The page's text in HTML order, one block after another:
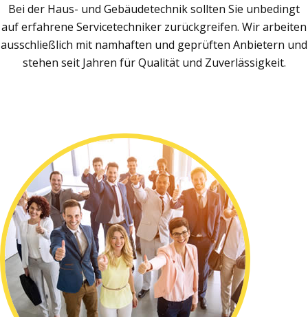
Bei der Haus- und Gebäudetechnik sollten Sie unbedingt
auf erfahrene Servicetechniker zurückgreifen. Wir arbeiten
ausschließlich mit namhaften und geprüften Anbietern und
stehen seit Jahren für Qualität und Zuverlässigkeit.